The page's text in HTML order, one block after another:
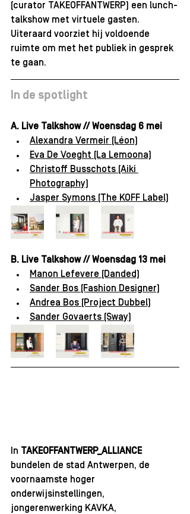
(curator TAKEOFFANTWERP) een lunch-
talkshow met virtuele gasten.
Uiteraard voorziet hij voldoende
ruimte om met het publiek in gesprek
te gaan.
In de spotlight
A. Live Talkshow // Woensdag 6 mei
Alexandra Vermeir (Léon)
Eva De Voeght (La Lemoona)
Christoff Busschots (Aiki
Photography)
Jasper Symons (The KOFF Label)
B. Live Talkshow // Woensdag 13 mei
Manon Lefevere (Danded)
Sander Bos (Fashion Designer)
Andrea Bos (Project Dubbel)
Sander Govaerts (Sway)
​In
TAKEOFFANTWERP_ALLIANCE
bundelen de stad Antwerpen, de
voornaamste hoger
onderwijsinstellingen,
jongerenwerking KAVKA,